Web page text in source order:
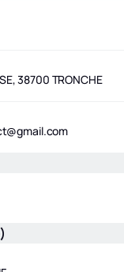
38700 TRONCHE